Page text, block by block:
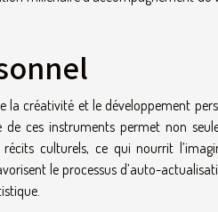
créativité et le développement
de ces instruments permet non
culturels, ce qui nourrit
le processus d’auto-